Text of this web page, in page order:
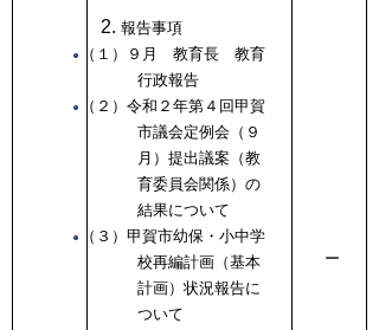
報告事項
（１）９月 教育長 教育
行政報告
（２）令和２年第４回甲賀
市議会定例会（９
月）提出議案（教
育委員会関係）の
結果について
（３）甲賀市幼保・小中学
校再編計画（基本
計画）状況報告に
ついて
ー